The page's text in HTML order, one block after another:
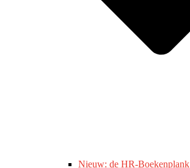
Nieuw: de HR-Boekenplank